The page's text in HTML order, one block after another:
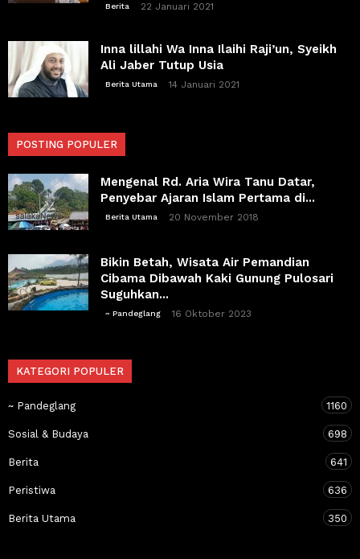
Berita 22 Januari 2021
Inna lillahi Wa Inna Ilaihi Raji’un, Syeikh
Ali Jaber Tutup Usia
Berita Utama 14 Januari 2021
POSTING POPULER
Mengenal Rd. Aria Wira Tanu Datar,
Penyebar Ajaran Islam Pertama di...
Berita Utama 20 November 2018
Bikin Betah, Wisata Air Pemandian
Cibama Dibawah Kaki Gunung Pulosari
Suguhkan...
~ Pandeglang 16 Oktober 2023
KATEGORI POPULER
~ Pandeglang 1160
Sosial & Budaya 698
Berita 641
Peristiwa 636
Berita Utama 350